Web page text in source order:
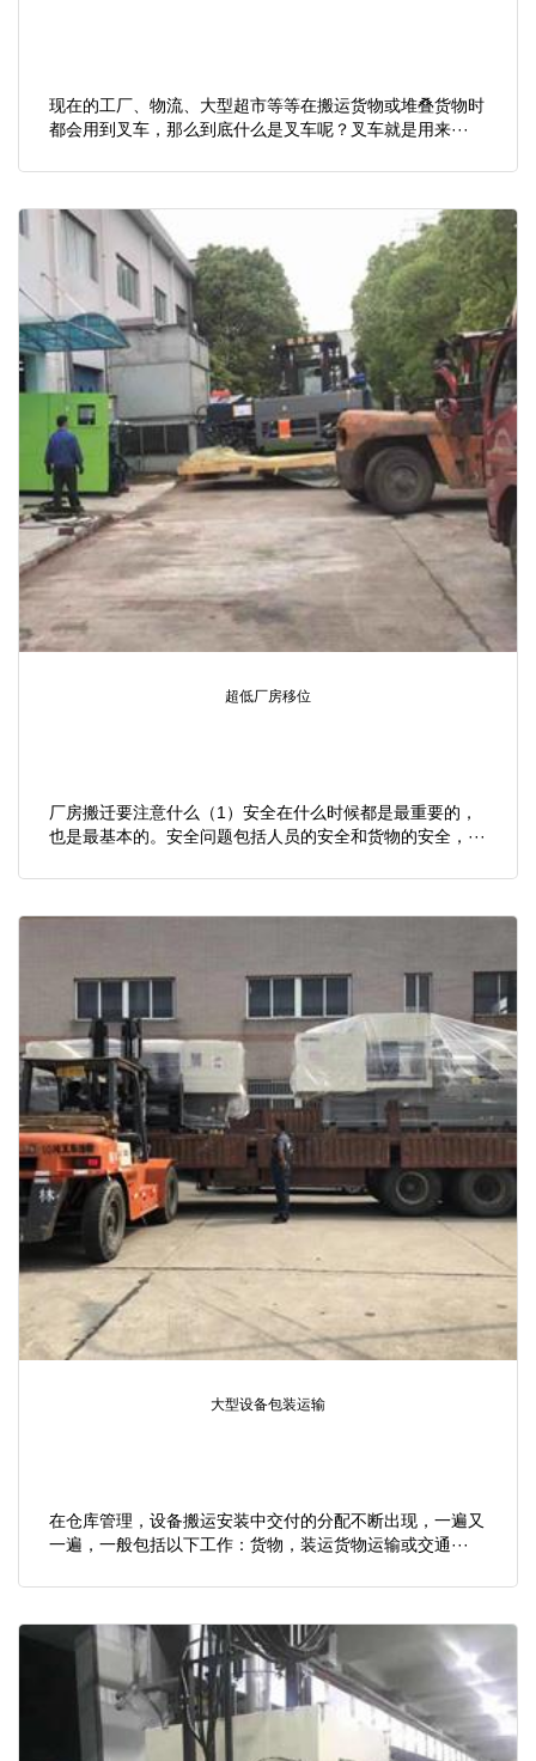
现在的工厂、物流、大型超市等等在搬运货物或堆叠货物时
都会用到叉车，那么到底什么是叉车呢？叉车就是用来···
超低厂房移位
厂房搬迁要注意什么（1）安全在什么时候都是最重要的，
也是最基本的。安全问题包括人员的安全和货物的安全，···
大型设备包装运输
在仓库管理，设备搬运安装中交付的分配不断出现，一遍又
一遍，一般包括以下工作：货物，装运货物运输或交通···